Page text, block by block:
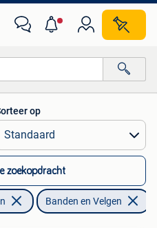
op
zoekopdracht
Banden en Velgen